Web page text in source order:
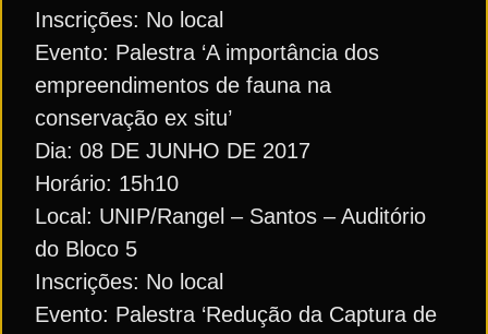
Inscrições: No local
Evento: Palestra ‘A importância dos
empreendimentos de fauna na
conservação ex situ’
Dia: 08 DE JUNHO DE 2017
Horário: 15h10
Local: UNIP/Rangel – Santos – Auditório
do Bloco 5
Inscrições: No local
Evento: Palestra ‘Redução da Captura de